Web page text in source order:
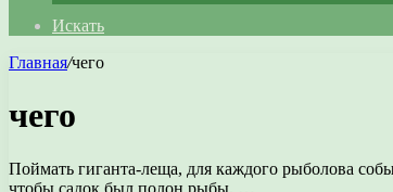
Искать
Главная/чего
чего
Поймать гиганта-леща, для каждого рыболова
чтобы садок был полон рыбы, …